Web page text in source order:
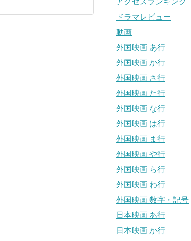
アクセスランキング
ドラマレビュー
動画
外国映画 あ行
外国映画 か行
外国映画 さ行
外国映画 た行
外国映画 な行
外国映画 は行
外国映画 ま行
外国映画 や行
外国映画 ら行
外国映画 わ行
外国映画 数字・記号
日本映画 あ行
日本映画 か行